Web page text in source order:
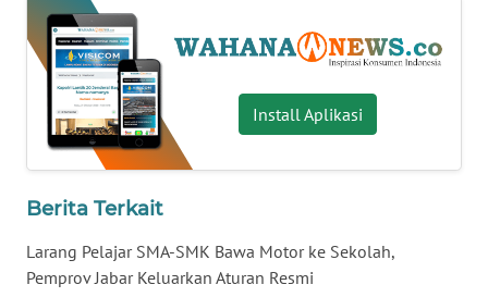
Install Aplikasi
Berita Terkait
Larang Pelajar SMA-SMK Bawa Motor ke Sekolah,
Pemprov Jabar Keluarkan Aturan Resmi
WN
SUMSEL
WN
BENGKULU
WN
LAMPUNG
WN
JATENG